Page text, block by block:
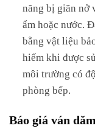
năng bị giãn nở
ẩm hoặc nước.
bằng vật liệu
hiếm khi được
môi trường có
phòng bếp.
Báo giá ván